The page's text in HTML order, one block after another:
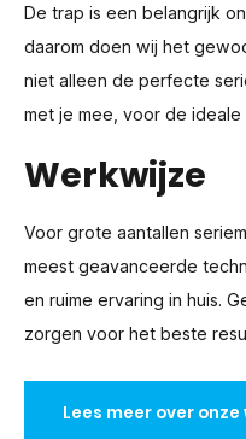
De trap is een belangrijk
daarom doen wij het
niet alleen de perfecte
met je mee, voor de
Werkwijze
Voor grote aantallen
meest geavanceerde
en ruime ervaring in huis.
zorgen voor het beste
Lees meer over onze